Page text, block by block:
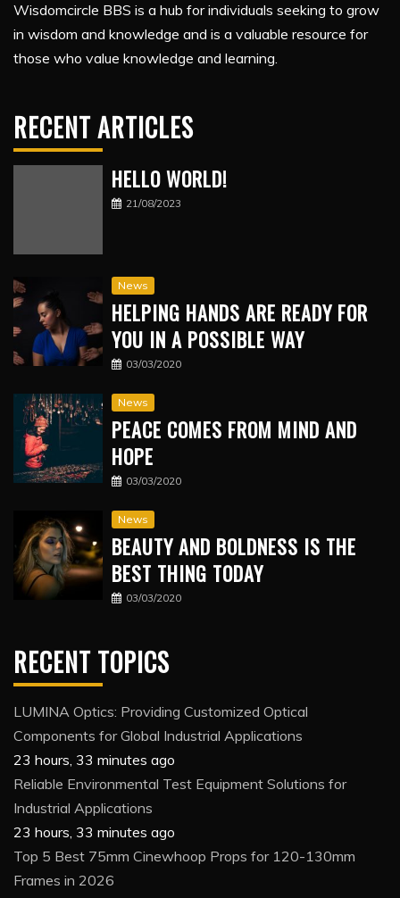
Wisdomcircle BBS is a hub for individuals seeking to grow
in wisdom and knowledge and is a valuable resource for
those who value knowledge and learning.
RECENT ARTICLES
HELLO WORLD!
21/08/2023
News
HELPING HANDS ARE READY FOR
YOU IN A POSSIBLE WAY
03/03/2020
News
PEACE COMES FROM MIND AND
HOPE
03/03/2020
News
BEAUTY AND BOLDNESS IS THE
BEST THING TODAY
03/03/2020
RECENT TOPICS
LUMINA Optics: Providing Customized Optical
Components for Global Industrial Applications
23 hours, 33 minutes ago
Reliable Environmental Test Equipment Solutions for
Industrial Applications
23 hours, 33 minutes ago
Top 5 Best 75mm Cinewhoop Props for 120-130mm
Frames in 2026